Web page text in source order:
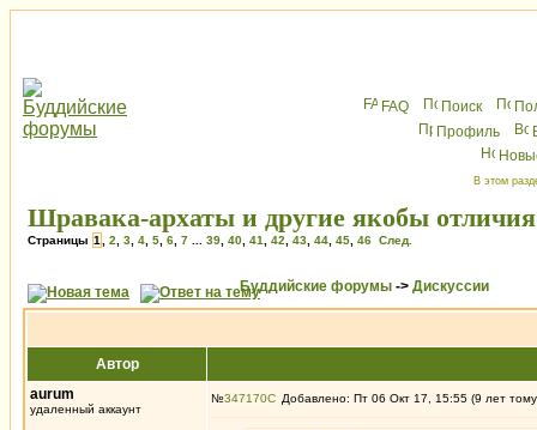
FAQ Поиск
Профиль
В этом
Шравака-архаты и другие якобы
Страницы 1 2 3 4 5 6 7 39 40 41 42 43 44 45 46 След.
Буддийские форумы -> Дискуссии
Автор
aurum
удаленный аккаунт
№347170 Добавлено: Пт 06 Окт 17, 15:55 (9 лет